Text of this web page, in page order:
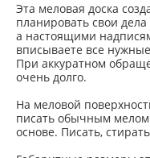
Эта меловая доска
планировать свои
а настоящими
вписываете все
При аккуратном
очень долго.
На меловой
писать обычным
основе. Писать,